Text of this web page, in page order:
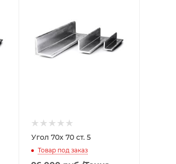
Угол 70х 70 ст. 5
Товар под заказ